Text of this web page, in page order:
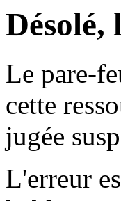
Désolé,
Le pare-
cette
jugée
L'erreur